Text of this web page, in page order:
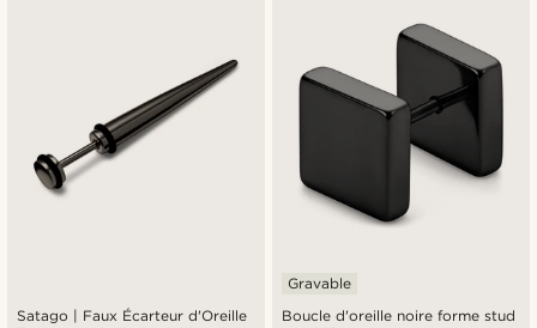
Satago | Faux Écarteur d'Oreille
Boucle d'oreille noire forme stud
Gravable